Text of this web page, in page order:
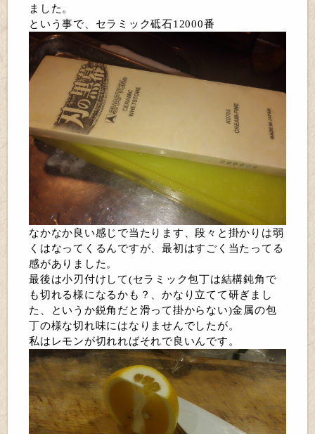
ました。
という事で、セラミック砥石12000番
なかなか良い感じで当たります、段々と掛かりは弱
くはなってくるんですが、最初はすごく当たってる
感がありました。
最後は小刃付けして(セラミック包丁は結構鈍角で
も切れる様になるかも？、かなり立てて研ぎまし
た、というか鋭角だと滑って掛からない)金属の包
丁の様な切れ味にはなりませんでしたが。
私はレモンが切れればそれで良いんです。